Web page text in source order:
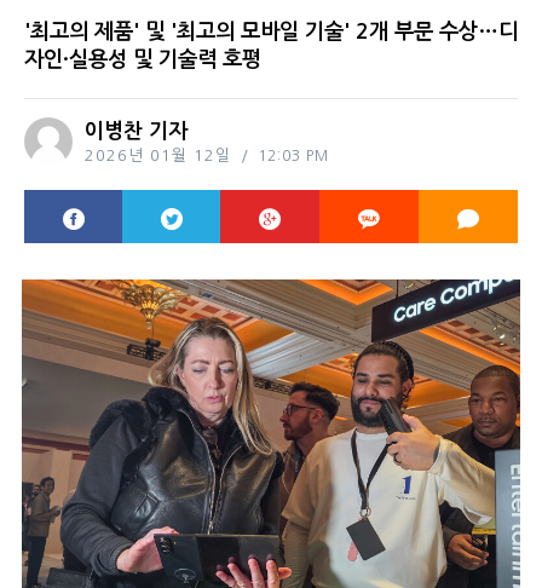
'최고의 제품' 및 '최고의 모바일 기술' 2개 부문 수상…디
자인·실용성 및 기술력 호평
이병찬 기자
2026년 01월 12일 12:03 PM